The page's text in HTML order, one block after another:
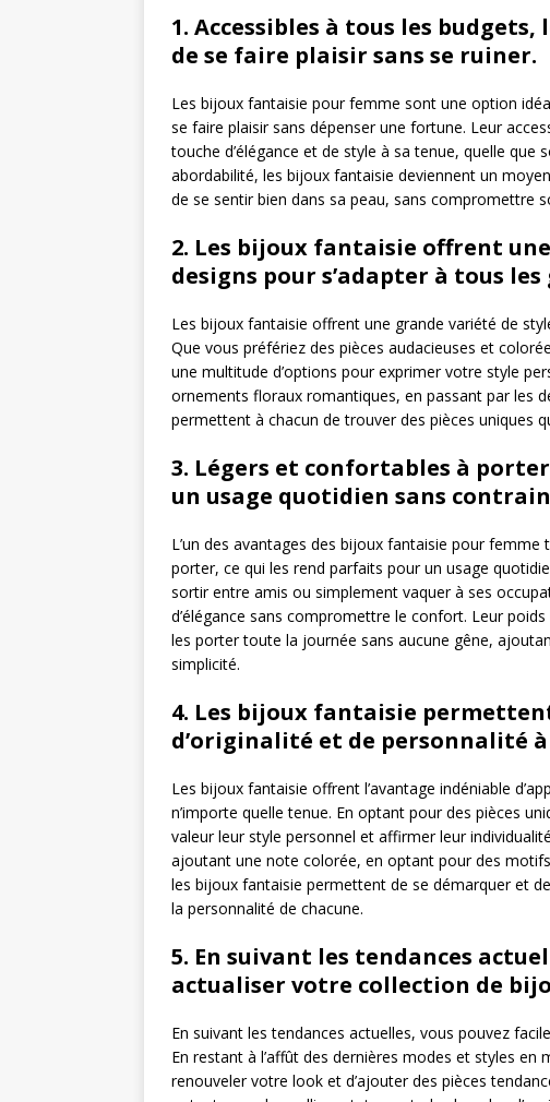
1. Accessibles à tous les
de se faire plaisir sans se ruiner.
Les bijoux fantaisie pour femme sont une option
se faire plaisir sans dépenser une fortune. Leur
touche d’élégance et de style à sa tenue, quelle
abordabilité, les bijoux fantaisie deviennent un
de se sentir bien dans sa peau, sans compromettre
2. Les bijoux fantaisie offrent
designs pour s’adapter à tous les
Les bijoux fantaisie offrent une grande variété de
Que vous préfériez des pièces audacieuses et
une multitude d’options pour exprimer votre style
ornements floraux romantiques, en passant par les
permettent à chacun de trouver des pièces uniques
3. Légers et confortables à
un usage quotidien sans
L’un des avantages des bijoux fantaisie pour
porter, ce qui les rend parfaits pour un usage
sortir entre amis ou simplement vaquer à ses
d’élégance sans compromettre le confort. Leur
les porter toute la journée sans aucune gêne,
simplicité.
4. Les bijoux fantaisie
d’originalité et de personnalité
Les bijoux fantaisie offrent l’avantage indéniable
n’importe quelle tenue. En optant pour des pièces
valeur leur style personnel et affirmer leur
ajoutant une note colorée, en optant pour des
les bijoux fantaisie permettent de se démarquer et
la personnalité de chacune.
5. En suivant les tendances
actualiser votre collection de
En suivant les tendances actuelles, vous pouvez
En restant à l’affût des dernières modes et styles en
renouveler votre look et d’ajouter des pièces